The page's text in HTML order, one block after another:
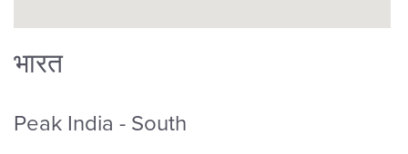
भारत
Peak India - South